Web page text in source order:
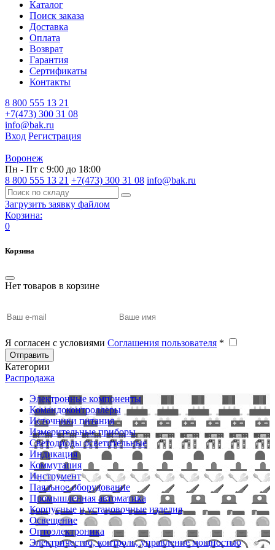
Каталог
Поиск заказа
Доставка
Оплата
Возврат
Гарантия
Сертификаты
Контакты
8 800 555 13 21
+7(473) 300 31 08
info@bak.ru
Вход Регистрация
Воронеж
Пн - Пт с 9:00 до 18:00
8 800 555 13 21 +7(473) 300 31 08 info@bak.ru
Загрузить заявку файлом
Корзина:
0
Корзина
Нет товаров в корзине
Я согласен с условиями Соглашения пользователя *
Отправить
Категории
Распродажа
Электронные компоненты
Командоконтроллеры
Источники питания
Измерительные приборы
Светодиоды осветительные
Индикация
Коммутация
Инструмент
Паяльное оборудование
Промышленная автоматика
Корпусные и установочные изделия
Освещение
Оптоэлектроника
Электричество, контроль, управление мощностью